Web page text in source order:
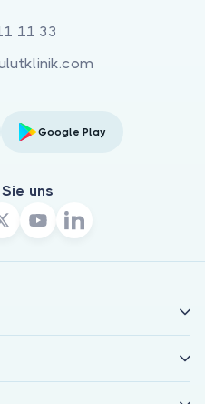
11 33
Google Play
uns